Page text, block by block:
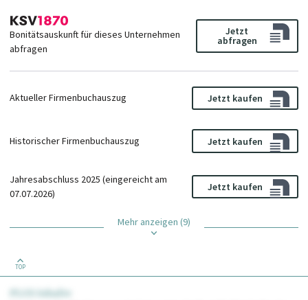
Bonitätsauskunft für dieses Unternehmen
abfragen
Jetzt
abfragen
Aktueller Firmenbuchauszug Jetzt kaufen
Historischer Firmenbuchauszug Jetzt kaufen
Jahresabschluss 2025 (eingereicht am
07.07.2026)
Jetzt kaufen
Mehr anzeigen (9)
TOP
PLUS Inhalte